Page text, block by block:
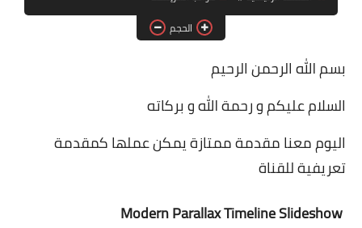
برامج التصميم
برامج إدارة الملفات
الحجم
بسم الله الرحمن الرحيم
السلام عليكم و رحمة الله و بركاته
اليوم معنا مقدمة ممتازة يمكن عملها كمقدمة
تعريفية للقناة
Modern Parallax Timeline Slideshow